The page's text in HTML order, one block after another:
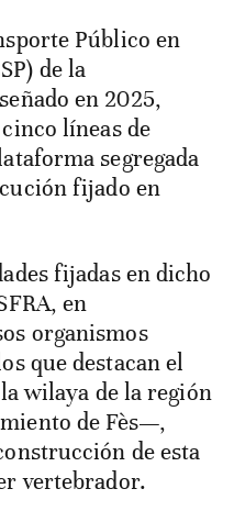
Público en
de la
en 2025,
líneas de
segregada
fijado en
fijadas en dicho
en
organismos
que destacan el
wilaya de la región
de Fès—,
de esta
vertebrador.